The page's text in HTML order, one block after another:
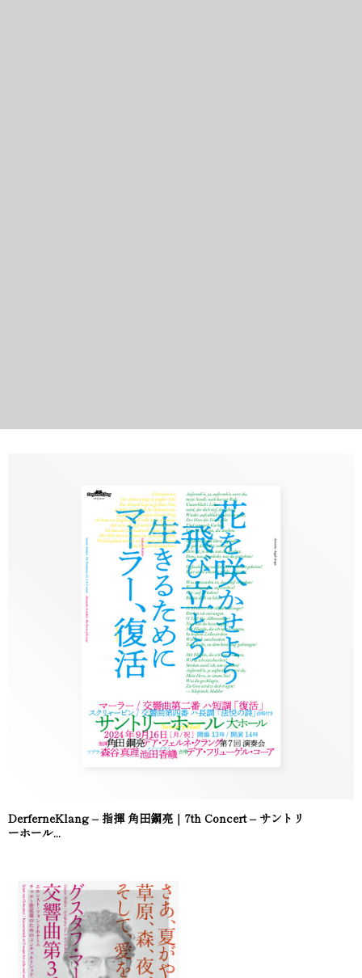
DerferneKlang – 指揮 角田鋼亮｜7th Concert – サントリ
ーホール...